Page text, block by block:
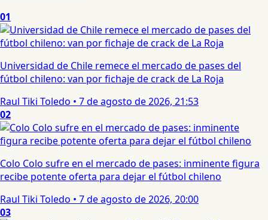
01
Universidad de Chile remece el mercado de pases del
fútbol chileno: van por fichaje de crack de La Roja
Raul Tiki Toledo • 7 de agosto de 2026, 21:53
02
Colo Colo sufre en el mercado de pases: inminente figura
recibe potente oferta para dejar el fútbol chileno
Raul Tiki Toledo • 7 de agosto de 2026, 20:00
03